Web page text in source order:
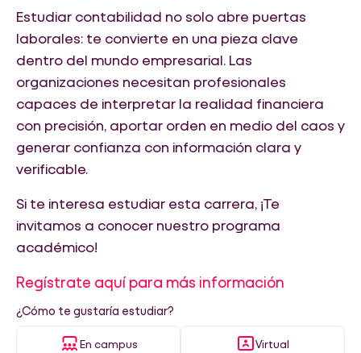
Estudiar contabilidad no solo abre puertas
laborales: te convierte en una pieza clave
dentro del mundo empresarial. Las
organizaciones necesitan profesionales
capaces de interpretar la realidad financiera
con precisión, aportar orden en medio del caos y
generar confianza con información clara y
verificable.
Si te interesa estudiar esta carrera, ¡Te
invitamos a conocer nuestro programa
académico!
Regístrate aquí para más información
¿Cómo te gustaría estudiar?
En campus Virtual